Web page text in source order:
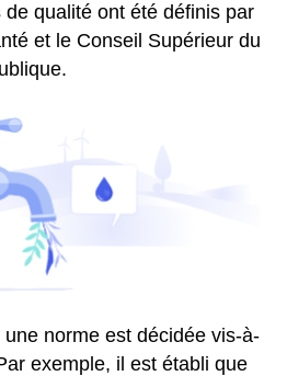
qualité ont été définis par
et le Conseil Supérieur du
norme est décidée vis-à-
exemple, il est établi que